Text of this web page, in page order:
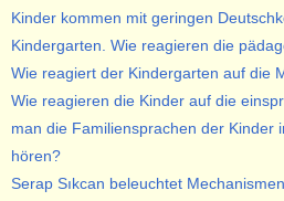
Kinder kommen mit geringen
Kindergarten. Wie reagieren die
Wie reagiert der Kindergarten auf die
Wie reagieren die Kinder auf die
man die Familiensprachen der Kinder
hören?
Serap Sıkcan beleuchtet